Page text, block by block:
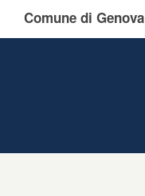
Comune di Genova